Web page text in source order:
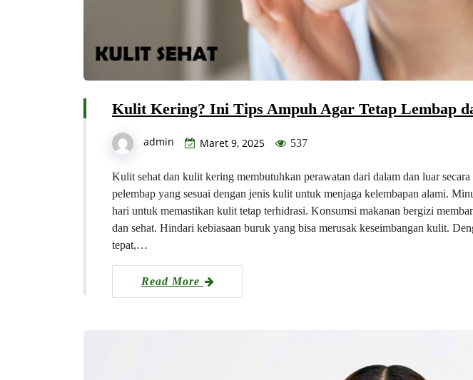
Kulit Kering? Ini Tips Ampuh Agar Tetap Lembap
admin Maret 9, 2025 537
Kulit sehat dan kulit kering membutuhkan perawatan dari dalam dan luar
pelembap yang sesuai dengan jenis kulit untuk menjaga kelembapan alami.
hari untuk memastikan kulit tetap terhidrasi. Konsumsi makanan bergizi
dan sehat. Hindari kebiasaan buruk yang bisa merusak keseimbangan kulit.
tepat,…
Read More